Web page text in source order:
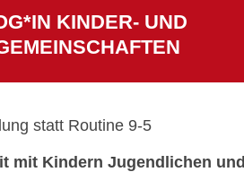
KINDER- UND
statt Routine 9-5
mit Kindern Jugendlichen und